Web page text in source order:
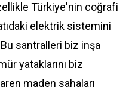
Türkiye'nin coğrafi
elektrik sistemini
santralleri biz inşa
yataklarını biz
maden sahaları